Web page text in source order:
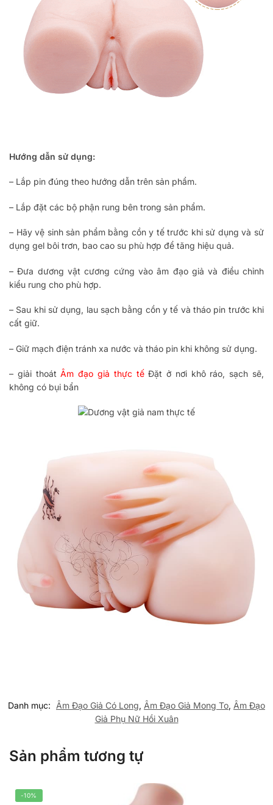
Hướng dẫn sử dụng:
– Lắp pin đúng theo hướng dẫn trên sản phẩm.
– Lắp đặt các bộ phận rung bên trong sản phẩm.
– Hãy vệ sinh sản phẩm bằng cồn y tế trước khi sử dụng và sử
dụng gel bôi trơn, bao cao su phù hợp để tăng hiệu quả.
– Đưa dương vật cương cứng vào âm đạo giả và điều chỉnh
kiểu rung cho phù hợp.
– Sau khi sử dụng, lau sạch bằng cồn y tế và tháo pin trước khi
cất giữ.
– Giữ mạch điện tránh xa nước và tháo pin khi không sử dụng.
– giải thoátÂm đạo giả thực tếĐặt ở nơi khô ráo, sạch sẽ,
không có bụi bẩn
Danh mục: Âm Đạo Giả Có Long, Âm Đạo Giả Mong To, Âm Đạo
Giả Phụ Nữ Hồi Xuân
Sản phẩm tương tự
-10%